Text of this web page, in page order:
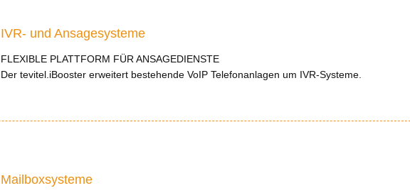
IVR- und Ansagesysteme
FLEXIBLE PLATTFORM FÜR ANSAGEDIENSTE
Der tevitel.iBooster erweitert bestehende VoIP Telefonanlagen um IVR-Systeme.
Mailboxsysteme